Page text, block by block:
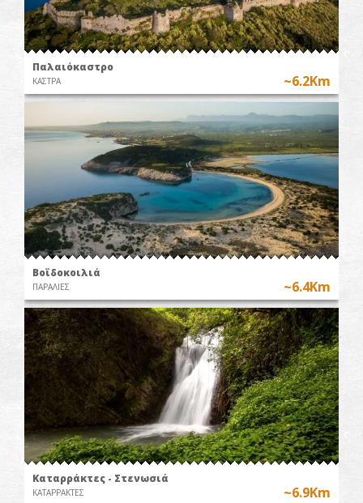
Παλαιόκαστρο
ΚΑΣΤΡΑ ~6.2Km
Βοϊδοκοιλιά
ΠΑΡΑΛΙΕΣ ~6.4Km
Καταρράκτες - Στενωσιά
ΚΑΤΑΡΡΑΚΤΕΣ ~6.9Km